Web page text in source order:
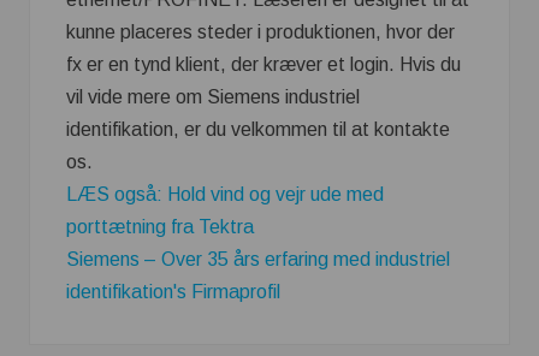
kunne placeres steder i produktionen, hvor der
fx er en tynd klient, der kræver et login. Hvis du
vil vide mere om Siemens industriel
identifikation, er du velkommen til at kontakte
os.
LÆS også: Hold vind og vejr ude med
porttætning fra Tektra
Siemens – Over 35 års erfaring med industriel
identifikation's Firmaprofil